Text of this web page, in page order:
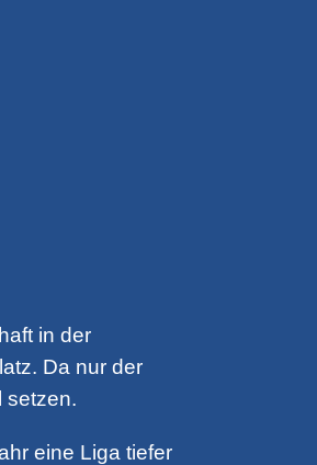
in der
Da nur der
setzen.
eine Liga tiefer